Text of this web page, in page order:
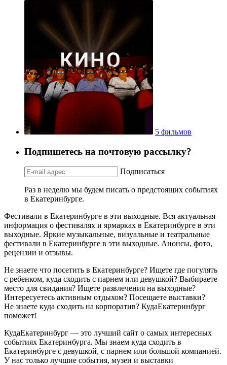
5 фильмов
Подпишетесь на почтовую рассылку?
Подписаться
Раз в неделю мы будем писать о предстоящих событиях
в Екатеринбурге.
Фестивали в Екатеринбурге в эти выходные. Вся актуальная
информация о фестивалях и ярмарках в Екатеринбурге в эти
выходные. Яркие музыкальные, визуальные и театральные
фестивали в Екатеринбурге в эти выходные. Анонсы, фото,
рецензии и отзывы.
Не знаете что посетить в Екатеринбурге? Ищете где погулять
с ребенком, куда сходить с парнем или девушкой? Выбираете
место для свидания? Ищете развлечения на выходные?
Интересуетесь активным отдыхом? Посещаете выставки?
Не знаете куда сходить на корпоратив? КудаЕкатеринбург
поможет!
КудаЕкатеринбург — это лучший сайт о самых интересных
событиях Екатеринбурга. Мы знаем куда сходить в
Екатеринбурге с девушкой, с парнем или большой компанией.
У нас только лучшие события, музеи и выставки